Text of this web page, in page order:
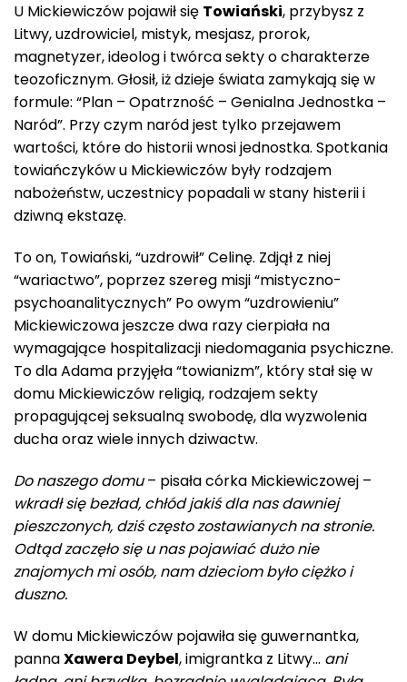
U Mickiewiczów pojawił się Towiański, przybysz z
Litwy, uzdrowiciel, mistyk, mesjasz, prorok,
magnetyzer, ideolog i twórca sekty o charakterze
teozoficznym. Głosił, iż dzieje świata zamykają się w
formule: “Plan – Opatrzność – Genialna Jednostka –
Naród”. Przy czym naród jest tylko przejawem
wartości, które do historii wnosi jednostka. Spotkania
towiańczyków u Mickiewiczów były rodzajem
nabożeństw, uczestnicy popadali w stany histerii i
dziwną ekstazę.
To on, Towiański, “uzdrowił” Celinę. Zdjął z niej
“wariactwo”, poprzez szereg misji “mistyczno-
psychoanalitycznych” Po owym “uzdrowieniu”
Mickiewiczowa jeszcze dwa razy cierpiała na
wymagające hospitalizacji niedomagania psychiczne.
To dla Adama przyjęła “towianizm”, który stał się w
domu Mickiewiczów religią, rodzajem sekty
propagującej seksualną swobodę, dla wyzwolenia
ducha oraz wiele innych dziwactw.
Do naszego domu– pisała córka Mickiewiczowej –
wkradł się bezład, chłód jakiś dla nas dawniej
pieszczonych, dziś często zostawianych na stronie.
Odtąd zaczęło się u nas pojawiać dużo nie
znajomych mi osób, nam dzieciom było ciężko i
duszno.
W domu Mickiewiczów pojawiła się guwernantka,
pannaXawera Deybel, imigrantka z Litwy… ani